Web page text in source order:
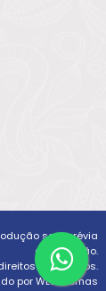
sem prévia
autorização.
reservados.
por WLSistemas